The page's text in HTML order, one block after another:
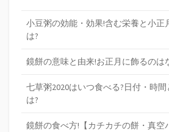
小豆粥の効能・効果!含む栄養と小正
は?
鏡餅の意味と由来!お正月に飾るのは
七草粥2020はいつ食べる?日付・時
は?
鏡餅の食べ方!【カチカチの餅・真空